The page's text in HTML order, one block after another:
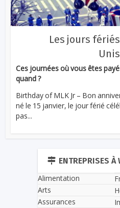
Les jours
Unis
Ces journées où vous êtes
quand ?
Birthday of MLK Jr – Bon
né le 15 janvier, le jour férié
pas...
ENTREPRISES À
Alimentation
Arts
Assurances